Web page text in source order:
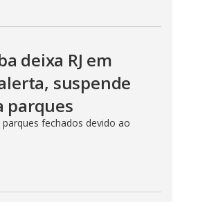
deixa RJ em
suspende
parques
fechados devido ao